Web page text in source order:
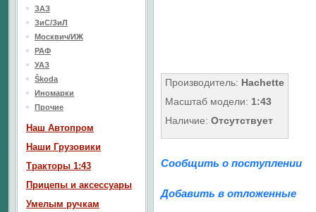
Производитель: Hachette
Масштаб модели: 1:43
Наличие: Отсутствует
Сообщить о поступлении
Добавить в отложенные
ЗАЗ
ЗиС/ЗиЛ
Москвич/ИЖ
РАФ
УАЗ
Škoda
Иномарки
Прочие
Наш Aвтопром
Наши Грузовики
Тракторы 1:43
Прицепы и аксессуары
Умелым ручкам